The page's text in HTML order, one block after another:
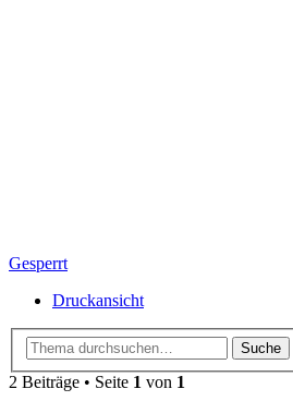
Gesperrt
Druckansicht
Suche
2 Beiträge • Seite 1 von 1